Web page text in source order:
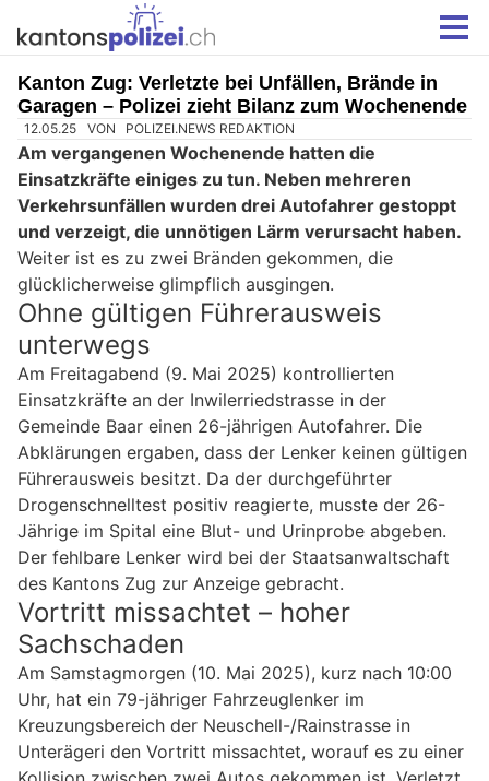
Kanton Zug: Verletzte bei Unfällen, Brände in
Garagen – Polizei zieht Bilanz zum Wochenende
12.05.25 VON POLIZEI.NEWS REDAKTION
Am vergangenen Wochenende hatten die
Einsatzkräfte einiges zu tun. Neben mehreren
Verkehrsunfällen wurden drei Autofahrer gestoppt
und verzeigt, die unnötigen Lärm verursacht haben.
Weiter ist es zu zwei Bränden gekommen, die
glücklicherweise glimpflich ausgingen.
Ohne gültigen Führerausweis
unterwegs
Am Freitagabend (9. Mai 2025) kontrollierten
Einsatzkräfte an der Inwilerriedstrasse in der
Gemeinde Baar einen 26-jährigen Autofahrer. Die
Abklärungen ergaben, dass der Lenker keinen gültigen
Führerausweis besitzt. Da der durchgeführter
Drogenschnelltest positiv reagierte, musste der 26-
Jährige im Spital eine Blut- und Urinprobe abgeben.
Der fehlbare Lenker wird bei der Staatsanwaltschaft
des Kantons Zug zur Anzeige gebracht.
Vortritt missachtet – hoher
Sachschaden
Am Samstagmorgen (10. Mai 2025), kurz nach 10:00
Uhr, hat ein 79-jähriger Fahrzeuglenker im
Kreuzungsbereich der Neuschell-/Rainstrasse in
Unterägeri den Vortritt missachtet, worauf es zu einer